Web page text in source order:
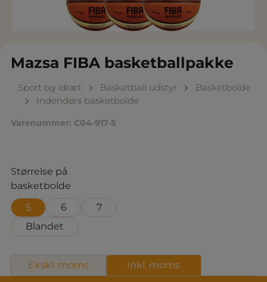
Mazsa FIBA basketballpakke
Sport og idræt Basketball udstyr
Basketbolde
Indendørs basketbolde
Varenummer: C04-917-5
Vælg
Størrelse på
basketbolde
5
6
7
Blandet
Ekskl. moms Inkl. moms